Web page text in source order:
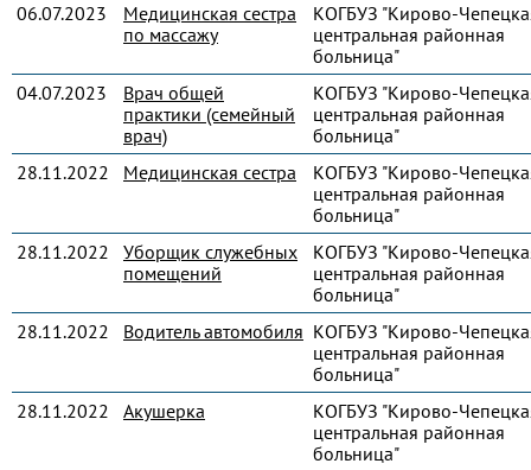
06.07.2023
Медицинская сестра
по массажу
КОГБУЗ "Кирово-
центральная районная
больница"
04.07.2023
Врач общей
практики (семейный
врач)
КОГБУЗ "Кирово-
центральная районная
больница"
28.11.2022
Медицинская сестра
КОГБУЗ "Кирово-
центральная районная
больница"
28.11.2022
Уборщик служебных
помещений
КОГБУЗ "Кирово-
центральная районная
больница"
28.11.2022
Водитель автомобиля КОГБУЗ "Кирово-
центральная районная
больница"
28.11.2022
Акушерка
КОГБУЗ "Кирово-
центральная районная
больница"